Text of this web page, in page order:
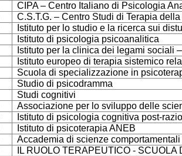
CIPA – Centro Italiano di Psicologia
C.S.T.G. – Centro Studi di Terapia
Istituto per lo studio e la ricerca sui
Istituto di psicologia psicoanalitica
Istituto per la clinica dei legami sociali
Istituto europeo di terapia sistemico
Scuola di specializzazione in
Studio di psicodramma
Studi cognitivi
Associazione per lo sviluppo delle
Istituto di psicologia cognitiva post-
Istituto di psicoterapia ANEB
Accademia di scienze
IL RUOLO TERAPEUTICO -